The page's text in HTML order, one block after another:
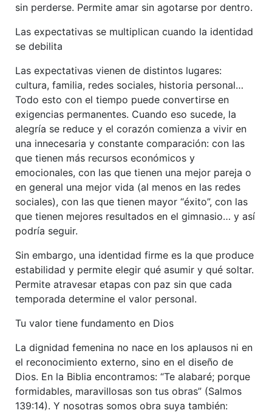
sin perderse. Permite amar sin agotarse por dentro.
Las expectativas se multiplican cuando la identidad
se debilita
Las expectativas vienen de distintos lugares:
cultura, familia, redes sociales, historia personal…
Todo esto con el tiempo puede convertirse en
exigencias permanentes. Cuando eso sucede, la
alegría se reduce y el corazón comienza a vivir en
una innecesaria y constante comparación: con las
que tienen más recursos económicos y
emocionales, con las que tienen una mejor pareja o
en general una mejor vida (al menos en las redes
sociales), con las que tienen mayor “éxito”, con las
que tienen mejores resultados en el gimnasio… y así
podría seguir.
Sin embargo, una identidad firme es la que produce
estabilidad y permite elegir qué asumir y qué soltar.
Permite atravesar etapas con paz sin que cada
temporada determine el valor personal.
Tu valor tiene fundamento en Dios
La dignidad femenina no nace en los aplausos ni en
el reconocimiento externo, sino en el diseño de
Dios. En la Biblia encontramos: “Te alabaré; porque
formidables, maravillosas son tus obras” (Salmos
139:14). Y nosotras somos obra suya también: